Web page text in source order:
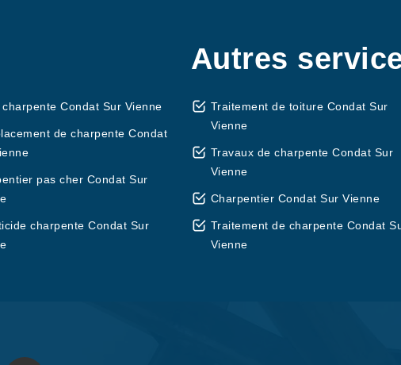
Autres
charpente Condat Sur Vienne
de charpente Condat
pas cher Condat Sur
charpente Condat Sur
Traitement de toiture Condat Sur
Vienne
Travaux de charpente Condat Sur
Vienne
Charpentier Condat Sur Vienne
Traitement de charpente Condat
Vienne